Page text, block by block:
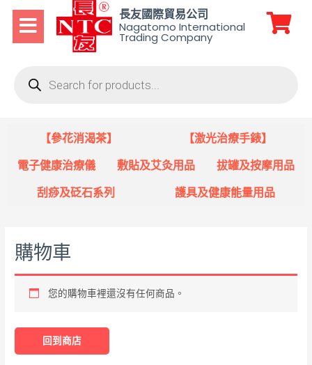
長友國際貿易公司
Nagatomo International
Trading Company
【參花消渴茶】
【激光治療手錶】
電子健康治療儀
敷貼及艾灸用品
拔罐及按摩用品
刮痧及砭石系列
護具及健康能量用品
購物車
您的購物車裡還沒有任何商品。
回到商店